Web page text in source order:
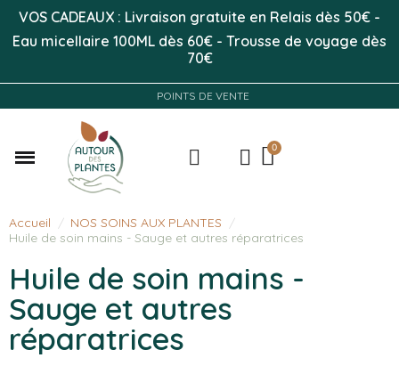
VOS CADEAUX : Livraison gratuite en Relais dès 50€ -
Eau micellaire 100ML dès 60€ - Trousse de voyage dès
70€
POINTS DE VENTE
Accueil
NOS SOINS AUX PLANTES
Huile de soin mains - Sauge et autres réparatrices
Huile de soin mains -
Sauge et autres
réparatrices